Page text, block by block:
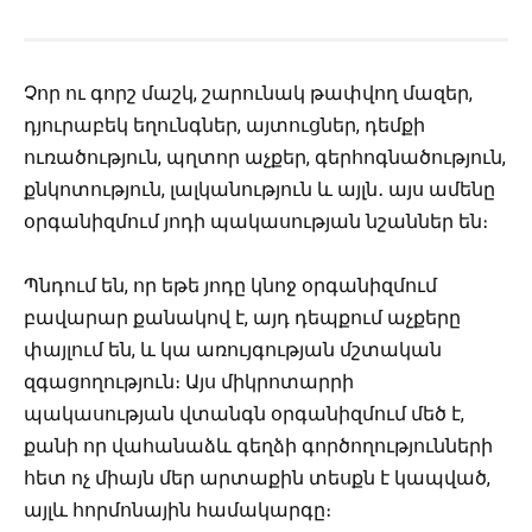
Չոր ու գորշ մաշկ, շարունակ թափվող մազեր,
դյուրաբեկ եղունգներ, այտուցներ, դեմքի
ուռածություն, պղտոր աչքեր, գերհոգնածություն,
քնկոտություն, լալկանություն և այլն․ այս ամենը
օրգանիզմում յոդի պակասության նշաններ են։
Պնդում են, որ եթե յոդը կնոջ օրգանիզմում
բավարար քանակով է, այդ դեպքում աչքերը
փայլում են, և կա առույգության մշտական
զգացողություն։ Այս միկրոտարրի
պակասության վտանգն օրգանիզմում մեծ է,
քանի որ վահանաձև գեղձի գործողությունների
հետ ոչ միայն մեր արտաքին տեսքն է կապված,
այլև հորմոնային համակարգը։